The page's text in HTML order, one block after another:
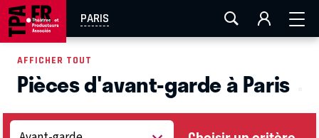
PARIS
AIX-MARSEILLE LA ROCHELLE
EN TOURNÉE
AFFICHER TOUT
Pièces d'avant-garde à Paris